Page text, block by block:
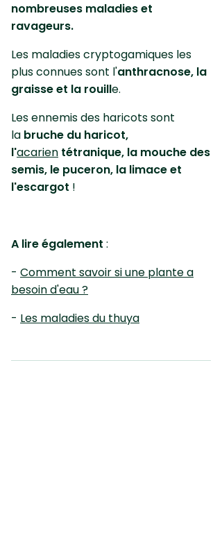
nombreuses maladies et
ravageurs.
Les maladies cryptogamiques les
plus connues sont l'anthracnose, la
graisse et la rouille.
Les ennemis des haricots sont
la bruche du haricot,
l'acarien tétranique, la mouche des
semis, le puceron, la limace et
l'escargot !
A lire également :
- Comment savoir si une plante a
besoin d'eau ?
- Les maladies du thuya